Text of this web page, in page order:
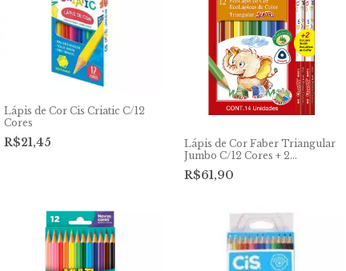
Lápis de Cor Cis Criatic C/12
Cores
R$21,45
Lápis de Cor Faber Triangular
Jumbo C/12 Cores + 2
Triangular Grafite Jumbo
R$61,90